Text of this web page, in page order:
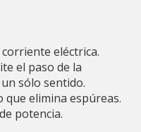
eléctrica.
el paso de la
sólo sentido.
elimina espúreas.
potencia.